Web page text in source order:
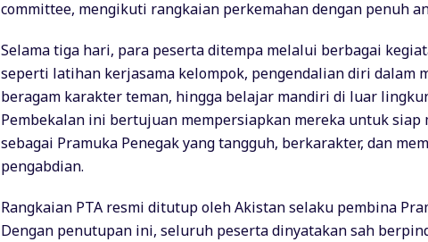
committee, mengikuti rangkaian perkemahan dengan penuh
Selama tiga hari, para peserta ditempa melalui berbagai
seperti latihan kerjasama kelompok, pengendalian diri dalam
beragam karakter teman, hingga belajar mandiri di luar
Pembekalan ini bertujuan mempersiapkan mereka untuk siap
sebagai Pramuka Penegak yang tangguh, berkarakter, dan
pengabdian.
Rangkaian PTA resmi ditutup oleh Akistan selaku pembina
Dengan penutupan ini, seluruh peserta dinyatakan sah